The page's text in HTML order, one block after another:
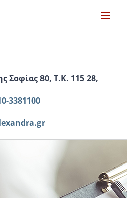
Σοφίας 80, Τ.Κ. 115 28,
3381100